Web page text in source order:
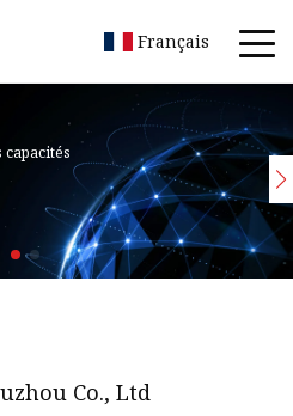
Français
capacités
Co., Ltd